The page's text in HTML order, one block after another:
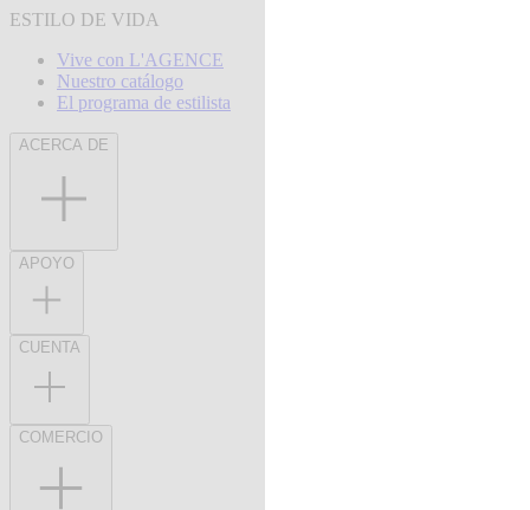
ESTILO DE VIDA
Vive con L'AGENCE
Nuestro catálogo
El programa de estilista
ACERCA DE
APOYO
CUENTA
COMERCIO